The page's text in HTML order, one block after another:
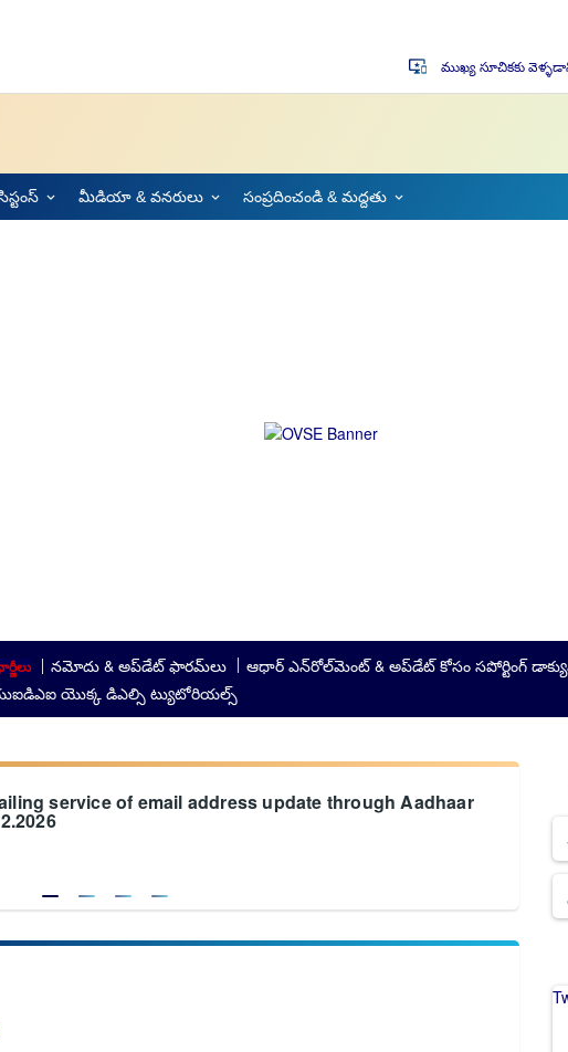
important_devices ముఖ్య సూచికకు
మీడియా & వనరులు సంప్రదించండి & మద్దతు
నమోదు & అప్‌డేట్ ఫారమ్‌లు ఆధార్ ఎన్‌రోల్‌మెంట్ & అప్‌డేట్ కోసం సపోర్టింగ్
యొక్క డిఎల్సి ట్యుటోరియల్స్
service of email address update through Aadhaar